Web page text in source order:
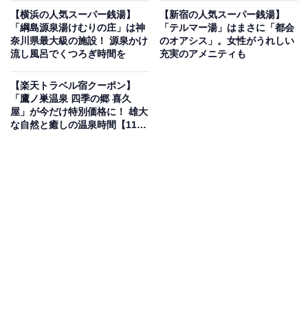
「温泉総選挙 絶景部門」で4年連続日本一に輝いた、天
然温泉の絶景露天風呂が最大の魅力。標高370mの高台に
位置する浴槽からは、南アルプスや八ヶ岳の山々、そし
さらに、地元の食材を活かした郷土料理を提供する食事
処も人気です。
【横浜の人気スーパー銭湯】
「綱島源泉湯けむりの庄」は神
奈川県最大級の施設！ 源泉かけ
流し風呂でくつろぎ時間を
【新宿の人気スーパー銭湯】
「テルマー湯」はまさに「都会
のオアシス」。女性がうれしい
充実のアメニティも
【楽天トラベル宿クーポン】
「鷹ノ巣温泉 四季の郷 喜久
屋」が今だけ特別価格に！ 雄大
な自然と癒しの温泉時間【11月